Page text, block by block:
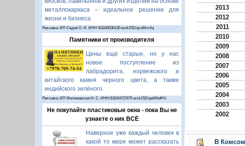
металлокаркаса – идеальное решение для
жизни и бизнеса.
Реклама: ИП Седов О. И. ИНН 911100036130 erid:2SDnjcoMmXq
Памятники от производителя
Цены ещё старые, но у нас
новое поступление из
лабрадорита, норвежского и
китайского камня черного цвета, а также
индийского зелёного.
Реклама: ИП Миляновская Н. С. ИНН:911104727675 erid:2SDnjeWbdHU
Не покупайте пластиковые окна - пока Вы не
узнаете о них ВСЁ
Наверное уже каждый человек в
какой то мере может рассказать
2013
2012
2011
2010
2009
2008
2007
2006
2005
2004
2003
2002
В